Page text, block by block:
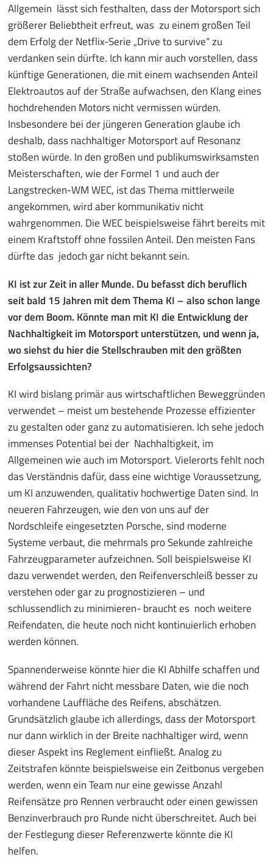
Allgemein lässt sich festhalten, dass der Motorsport sich
größerer Beliebtheit erfreut, was zu einem großen Teil
dem Erfolg der Netflix-Serie „Drive to survive“ zu
verdanken sein dürfte. Ich kann mir auch vorstellen, dass
künftige Generationen, die mit einem wachsenden Anteil
Elektroautos auf der Straße aufwachsen, den Klang eines
hochdrehenden Motors nicht vermissen würden.
Insbesondere bei der jüngeren Generation glaube ich
deshalb, dass nachhaltiger Motorsport auf Resonanz
stoßen würde. In den großen und publikumswirksamsten
Meisterschaften, wie der Formel 1 und auch der
Langstrecken-WM WEC, ist das Thema mittlerweile
angekommen, wird aber kommunikativ nicht
wahrgenommen. Die WEC beispielsweise fährt bereits mit
einem Kraftstoff ohne fossilen Anteil. Den meisten Fans
dürfte das jedoch gar nicht bekannt sein.
KI ist zur Zeit in aller Munde. Du befasst dich beruflich
seit bald 15 Jahren mit dem Thema KI – also schon lange
vor dem Boom. Könnte man mit KI die Entwicklung der
Nachhaltigkeit im Motorsport unterstützen, und wenn ja,
wo siehst du hier die Stellschrauben mit den größten
Erfolgsaussichten?
KI wird bislang primär aus wirtschaftlichen Beweggründen
verwendet – meist um bestehende Prozesse effizienter
zu gestalten oder ganz zu automatisieren. Ich sehe jedoch
immenses Potential bei der Nachhaltigkeit, im
Allgemeinen wie auch im Motorsport. Vielerorts fehlt noch
das Verständnis dafür, dass eine wichtige Voraussetzung,
um KI anzuwenden, qualitativ hochwertige Daten sind. In
neueren Fahrzeugen, wie den von uns auf der
Nordschleife eingesetzten Porsche, sind moderne
Systeme verbaut, die mehrmals pro Sekunde zahlreiche
Fahrzeugparameter aufzeichnen. Soll beispielsweise KI
dazu verwendet werden, den Reifenverschleiß besser zu
verstehen oder gar zu prognostizieren – und
schlussendlich zu minimieren- braucht es noch weitere
Reifendaten, die heute noch nicht kontinuierlich erhoben
werden können.
Spannenderweise könnte hier die KI Abhilfe schaffen und
während der Fahrt nicht messbare Daten, wie die noch
vorhandene Lauffläche des Reifens, abschätzen.
Grundsätzlich glaube ich allerdings, dass der Motorsport
nur dann wirklich in der Breite nachhaltiger wird, wenn
dieser Aspekt ins Reglement einfließt. Analog zu
Zeitstrafen könnte beispielsweise ein Zeitbonus vergeben
werden, wenn ein Team nur eine gewisse Anzahl
Reifensätze pro Rennen verbraucht oder einen gewissen
Benzinverbrauch pro Runde nicht überschreitet. Auch bei
der Festlegung dieser Referenzwerte könnte die KI
helfen.